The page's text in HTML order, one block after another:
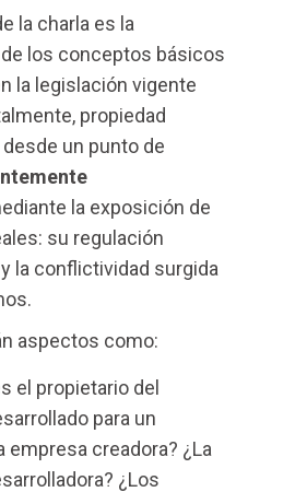
la charla es la
los conceptos básicos
la legislación vigente
propiedad
un punto de
la exposición de
su regulación
la conflictividad surgida
aspectos como:
el propietario del
para un
empresa creadora? ¿La
¿Los